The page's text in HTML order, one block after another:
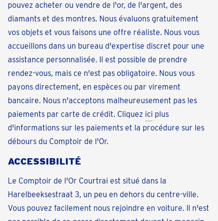
pouvez acheter ou vendre de l'or, de l'argent, des
diamants et des montres. Nous évaluons gratuitement
vos objets et vous faisons une offre réaliste. Nous vous
accueillons dans un bureau d'expertise discret pour une
assistance personnalisée. Il est possible de prendre
rendez-vous, mais ce n'est pas obligatoire. Nous vous
payons directement, en espèces ou par virement
bancaire. Nous n'acceptons malheureusement pas les
paiements par carte de crédit. Cliquez ici plus
d'informations sur les paiements et la procédure sur les
débours du Comptoir de l'Or.
ACCESSIBILITÉ
Le Comptoir de l'Or Courtrai est situé dans la
Harelbeeksestraat 3, un peu en dehors du centre-ville.
Vous pouvez facilement nous rejoindre en voiture. Il n'est